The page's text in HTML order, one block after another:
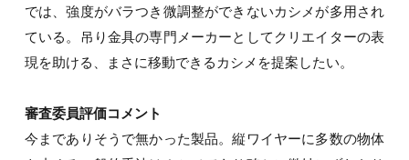
では、強度がバラつき微調整ができないカシメが多用され
ている。吊り金具の専門メーカーとしてクリエイターの表
現を助ける、まさに移動できるカシメを提案したい。
審査委員評価コメント
今までありそうで無かった製品。縦ワイヤーに多数の物体